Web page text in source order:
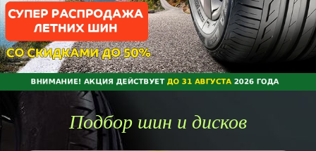
Подбор шин и дисков